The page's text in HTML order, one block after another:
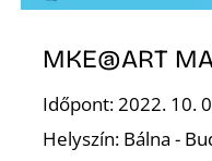
MKE@ART
Időpont: 2022. 10.
Helyszín: Bálna -